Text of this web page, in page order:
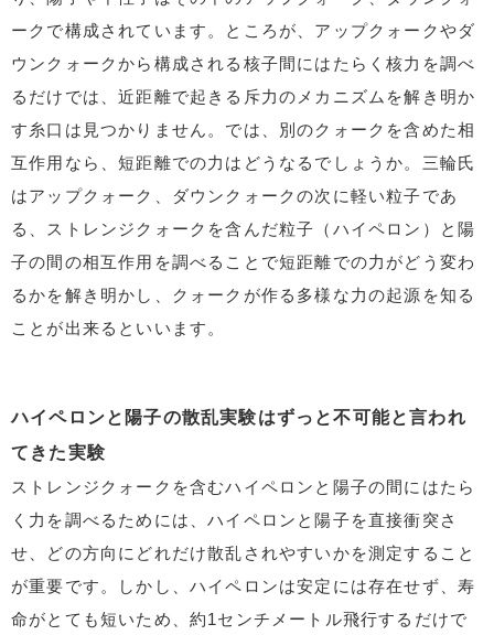
ークで構成されています。ところが、アップクォークやダ
ウンクォークから構成される核子間にはたらく核力を調べ
るだけでは、近距離で起きる斥力のメカニズムを解き明か
す糸口は見つかりません。では、別のクォークを含めた相
互作用なら、短距離での力はどうなるでしょうか。三輪氏
はアップクォーク、ダウンクォークの次に軽い粒子であ
る、ストレンジクォークを含んだ粒子（ハイペロン）と陽
子の間の相互作用を調べることで短距離での力がどう変わ
るかを解き明かし、クォークが作る多様な力の起源を知る
ことが出来るといいます。
ハイペロンと陽子の散乱実験はずっと不可能と言われ
てきた実験
ストレンジクォークを含むハイペロンと陽子の間にはたら
く力を調べるためには、ハイペロンと陽子を直接衝突さ
せ、どの方向にどれだけ散乱されやすいかを測定すること
が重要です。しかし、ハイペロンは安定には存在せず、寿
命がとても短いため、約1センチメートル飛行するだけで